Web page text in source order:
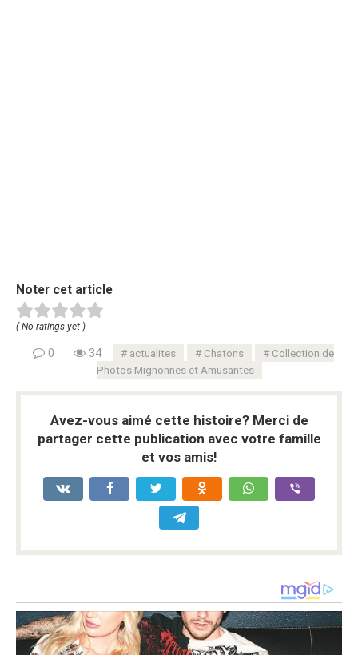
Noter cet article
( No ratings yet )
0 34 actualites Chatons
Collection de
Photos Mignonnes et Amusantes
Avez-vous aimé cette histoire? Merci de
partager cette publication avec votre famille
et vos amis!